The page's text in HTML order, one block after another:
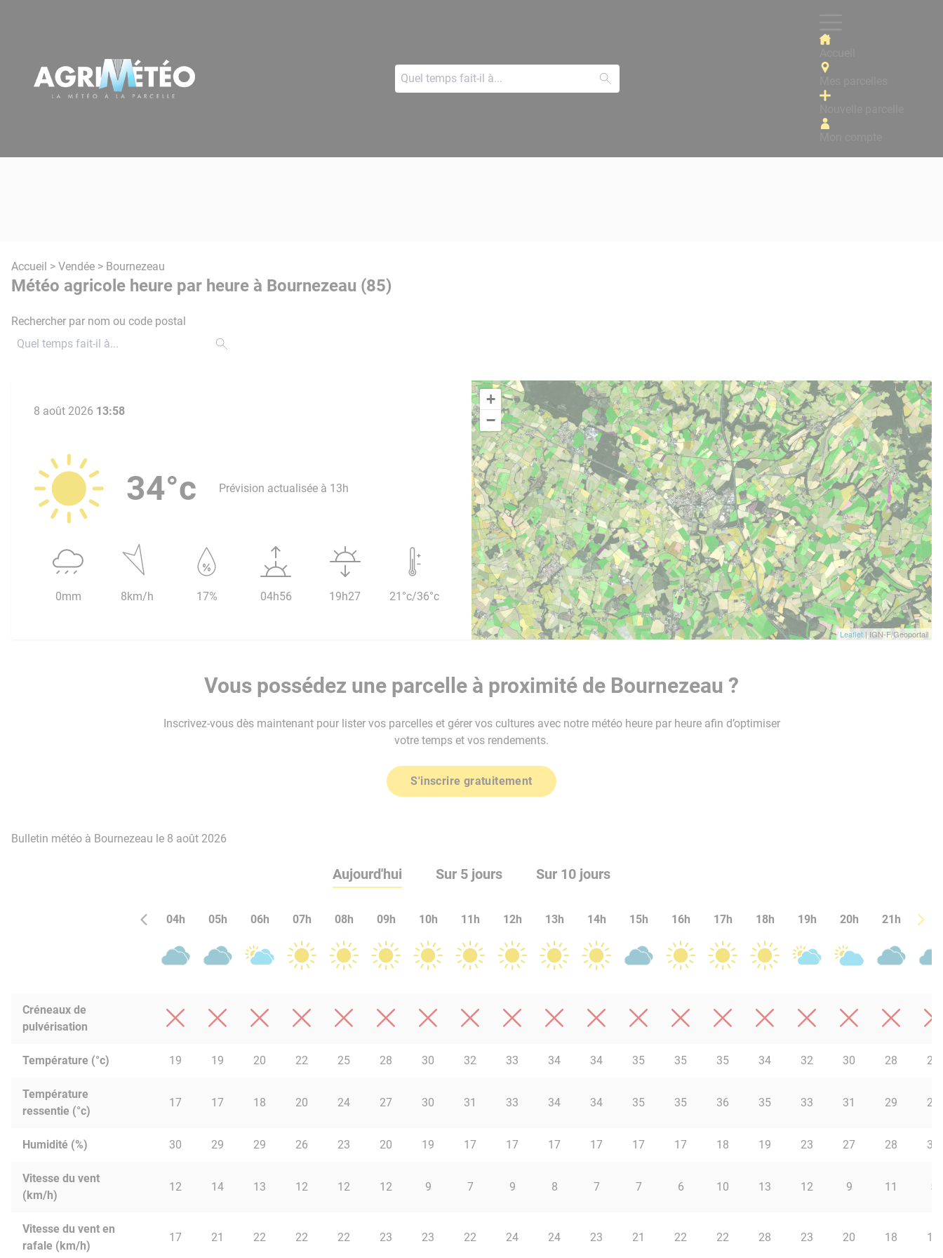
Accueil > Vendée > Bournezeau
Météo agricole heure par heure à Bournezeau (85)
Rechercher par nom ou code postal
+
−
Leaflet | IGN-F/Geoportail
8 août 2026 13:58
34°c Prévision actualisée à 13h
0mm 8km/h 17% 04h56 19h27 21°c/36°c
Vous possédez une parcelle à proximité de Bournezeau ?
Inscrivez-vous dès maintenant pour lister vos parcelles et gérer vos cultures avec notre météo heure par heure afin d’optimiser
votre temps et vos rendements.
S'inscrire gratuitement
Bulletin météo à Bournezeau le 8 août 2026
Aujourd'hui Sur 5 jours Sur 10 jours
04h 05h 06h 07h 08h 09h 10h 11h 12h 13h 14h 15h 16h 17h 18h 19h 20h 21h 22h
Créneaux de
pulvérisation
Température (°c) 19 19 20 22 25 28 30 32 33 34 34 35 35 35 34 32 30 28 27
Température
ressentie (°c)
17 17 18 20 24 27 30 31 33 34 34 35 35 36 35 33 31 29 27
Humidité (%) 30 29 29 26 23 20 19 17 17 17 17 17 17 18 19 23 27 28 30
Vitesse du vent
(km/h)
12 14 13 12 12 12 9 7 9 8 7 7 6 10 13 12 9 11 5
Vitesse du vent en
rafale (km/h)
17 21 22 22 22 23 23 22 24 24 23 21 22 22 28 23 20 18 17